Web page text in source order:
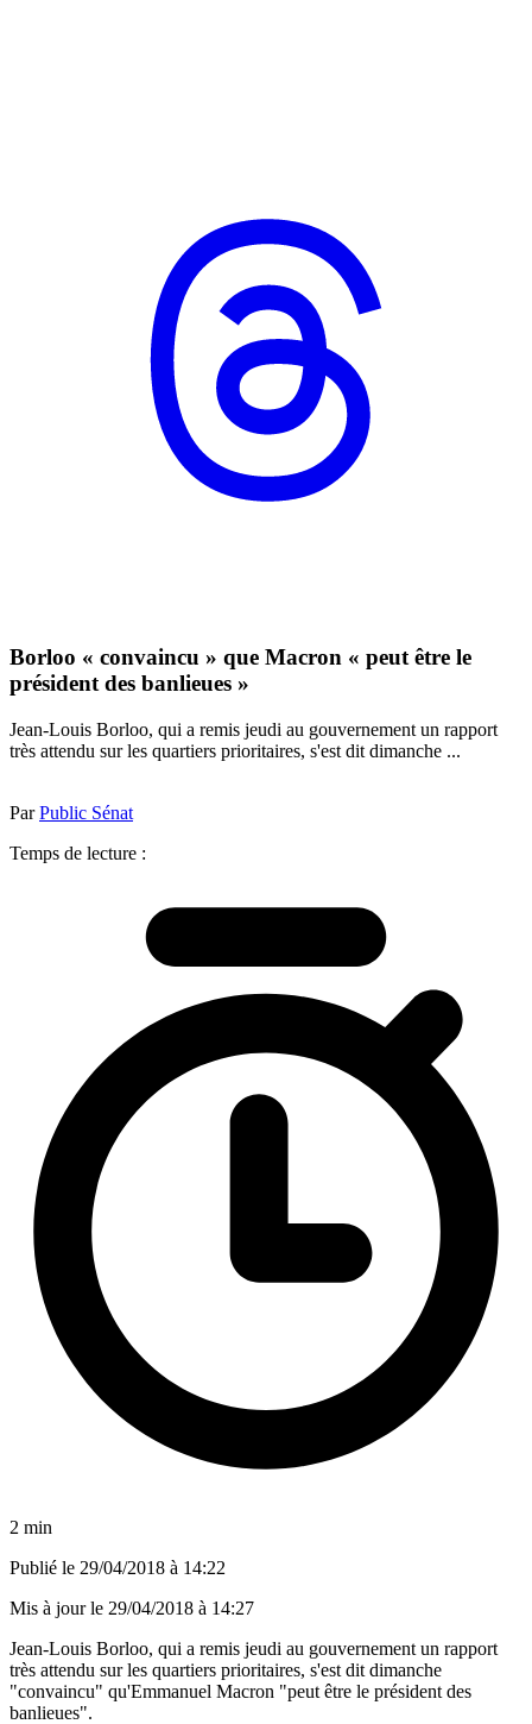
Borloo « convaincu » que Macron « peut être le
président des banlieues »
Jean-Louis Borloo, qui a remis jeudi au gouvernement un rapport
très attendu sur les quartiers prioritaires, s'est dit dimanche ...
ParPublic Sénat
Temps de lecture :
2 min
Publié le 29/04/2018 à 14:22
Mis à jour le 29/04/2018 à 14:27
Jean-Louis Borloo, qui a remis jeudi au gouvernement un rapport
très attendu sur les quartiers prioritaires, s'est dit dimanche
"convaincu" qu'Emmanuel Macron "peut être le président des
banlieues".